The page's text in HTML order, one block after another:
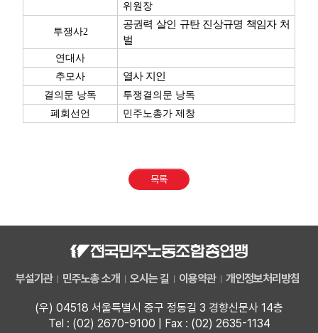
위원장
투쟁사2
공권력 살인 규탄 진상규명 책임자 처
벌
연대사
추모사
열사 지인
결의문 낭독
투쟁결의문 낭독
폐회선언
민주노총가 제창
목록
부설기관 민주노총 소개 오시는 길 이용약관 개인정보처리방침
(우) 04518 서울특별시 중구 정동길 3 경향신문사 14층
Tel : (02) 2670-9100 | Fax : (02) 2635-1134